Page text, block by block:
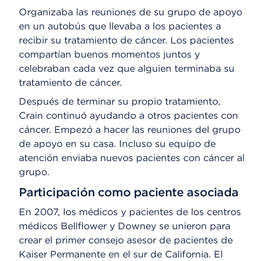
Organizaba las reuniones de su grupo de apoyo
en un autobús que llevaba a los pacientes a
recibir su tratamiento de cáncer. Los pacientes
compartían buenos momentos juntos y
celebraban cada vez que alguien terminaba su
tratamiento de cáncer.
Después de terminar su propio tratamiento,
Crain continuó ayudando a otros pacientes con
cáncer. Empezó a hacer las reuniones del grupo
de apoyo en su casa. Incluso su equipo de
atención enviaba nuevos pacientes con cáncer al
grupo.
Participación como paciente asociada
En 2007, los médicos y pacientes de los centros
médicos Bellflower y Downey se unieron para
crear el primer consejo asesor de pacientes de
Kaiser Permanente en el sur de California. El